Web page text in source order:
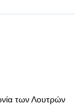
των Λουτρών